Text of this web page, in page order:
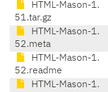
HTML-Mason-1.
51.tar.gz
HTML-Mason-1.
52.meta
HTML-Mason-1.
52.readme
HTML-Mason-1.